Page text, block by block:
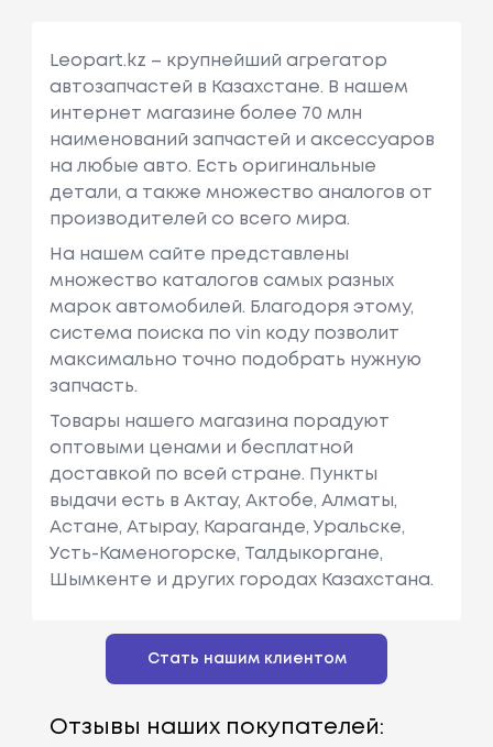
Leopart.kz – крупнейший агрегатор
автозапчастей в Казахстане. В нашем
интернет магазине более 70 млн
наименований запчастей и аксессуаров
на любые авто. Есть оригинальные
детали, а также множество аналогов от
производителей со всего мира.
На нашем сайте представлены
множество каталогов самых разных
марок автомобилей. Благодоря этому,
система поиска по vin коду позволит
максимально точно подобрать нужную
запчасть.
Товары нашего магазина порадуют
оптовыми ценами и бесплатной
доставкой по всей стране. Пункты
выдачи есть в Актау, Актобе, Алматы,
Астане, Атырау, Караганде, Уральске,
Усть-Каменогорске, Талдыкоргане,
Шымкенте и других городах Казахстана.
Стать нашим клиентом
Отзывы наших покупателей: